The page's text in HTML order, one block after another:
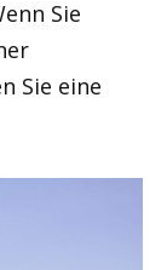
Sie
Sie eine